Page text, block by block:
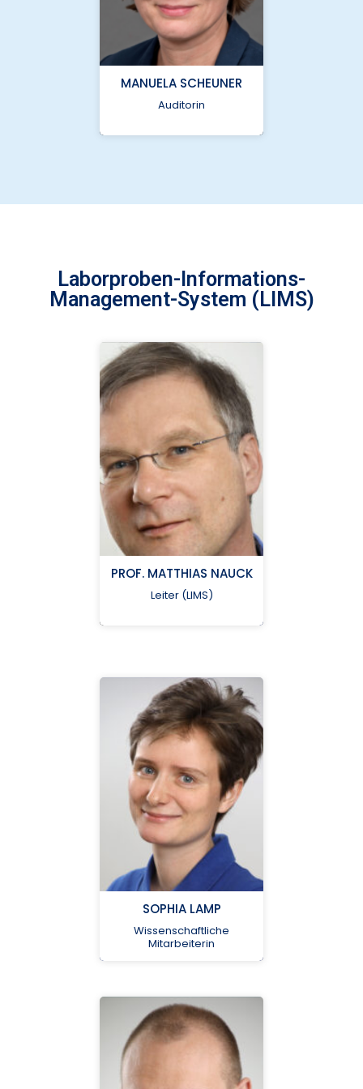
bcu@nukleus.netzwerk-
universitaetsmedizin.de
089 3187 4213
MANUELA SCHEUNER
Auditorin
bcu@nukleus.netzwerk-
universitaetsmedizin.de
Helmholtz Zentrum
München
Laborproben-Informations-
Management-System (LIMS)
PROF. MATTHIAS NAUCK
Leiter (LIMS)
num-
lims@med.uni-
greifswald.de
Universitätsmedizin
SOPHIA LAMP
Wissenschaftliche
Mitarbeiterin